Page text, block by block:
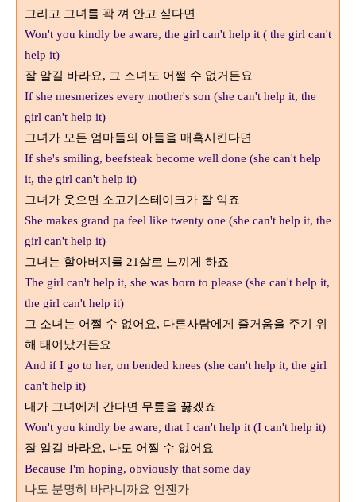
그리고 그녀를 꽉 껴 안고 싶다면
Won't you kindly be aware, the girl can't help it ( the girl can't
help it)
잘 알길 바라요, 그 소녀도 어쩔 수 없거든요
If she mesmerizes every mother's son (she can't help it, the
girl can't help it)
그녀가 모든 엄마들의 아들을 매혹시킨다면
If she's smiling, beefsteak become well done (she can't help
it, the girl can't help it)
그녀가 웃으면 소고기스테이크가 잘 익죠
She makes grand pa feel like twenty one (she can't help it, the
girl can't help it)
그녀는 할아버지를 21살로 느끼게 하죠
The girl can't help it, she was born to please (she can't help it,
the girl can't help it)
그 소녀는 어쩔 수 없어요, 다른사람에게 즐거움을 주기 위
해 태어났거든요
And if I go to her, on bended knees (she can't help it, the girl
can't help it)
내가 그녀에게 간다면 무릎을 꿇겠죠
Won't you kindly be aware, that I can't help it (I can't help it)
잘 알길 바라요, 나도 어쩔 수 없어요
Because I'm hoping, obviously that some day
나도 분명히 바라니까요 언젠가